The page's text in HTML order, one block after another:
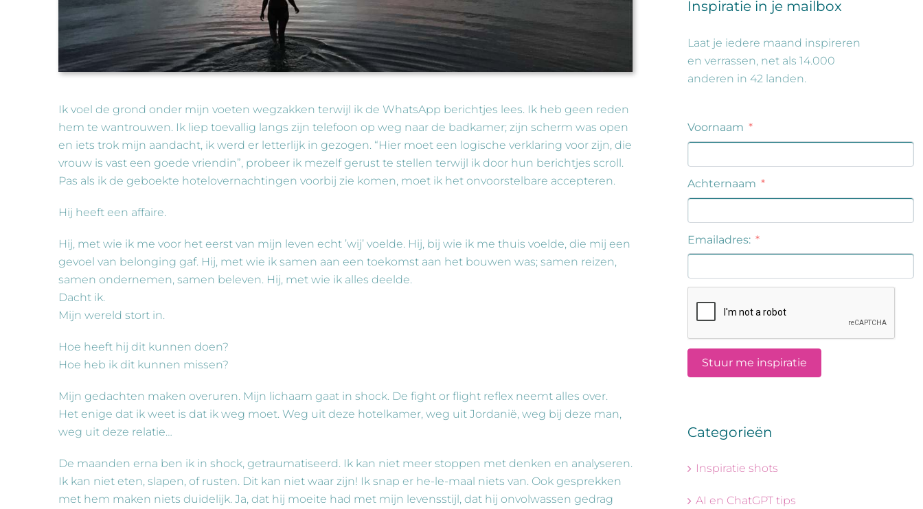
Ik voel de grond onder mijn voeten wegzakken terwijl ik de WhatsApp berichtjes lees. Ik heb geen reden
hem te wantrouwen. Ik liep toevallig langs zijn telefoon op weg naar de badkamer; zijn scherm was open
en iets trok mijn aandacht, ik werd er letterlijk in gezogen. “Hier moet een logische verklaring voor zijn, die
vrouw is vast een goede vriendin”, probeer ik mezelf gerust te stellen terwijl ik door hun berichtjes scroll.
Pas als ik de geboekte hotelovernachtingen voorbij zie komen, moet ik het onvoorstelbare accepteren.
Hij heeft een affaire.
Hij, met wie ik me voor het eerst van mijn leven echt ’wij’ voelde. Hij, bij wie ik me thuis voelde, die mij een
gevoel van belonging gaf. Hij, met wie ik samen aan een toekomst aan het bouwen was; samen reizen,
samen ondernemen, samen beleven. Hij, met wie ik alles deelde.
Dacht ik.
Mijn wereld stort in.
Hoe heeft hij dit kunnen doen?
Hoe heb ik dit kunnen missen?
Mijn gedachten maken overuren. Mijn lichaam gaat in shock. De fight or flight reflex neemt alles over.
Het enige dat ik weet is dat ik weg moet. Weg uit deze hotelkamer, weg uit Jordanië, weg bij deze man,
weg uit deze relatie…
De maanden erna ben ik in shock, getraumatiseerd. Ik kan niet meer stoppen met denken en analyseren.
Ik kan niet eten, slapen, of rusten. Dit kan niet waar zijn! Ik snap er he-le-maal niets van. Ook gesprekken
met hem maken niets duidelijk. Ja, dat hij moeite had met mijn levensstijl, dat hij onvolwassen gedrag
Inspiratie in je mailbox
Laat je iedere maand inspireren
en verrassen, net als 14.000
anderen in 42 landen.
Categorieën
Inspiratie shots
AI en ChatGPT tips